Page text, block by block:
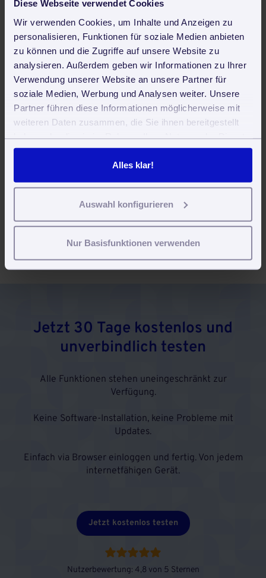
Diese Webseite verwendet Cookies
Wir verwenden Cookies, um Inhalte und Anzeigen zu
personalisieren, Funktionen für soziale Medien anbieten
zu können und die Zugriffe auf unsere Website zu
analysieren. Außerdem geben wir Informationen zu Ihrer
Verwendung unserer Website an unsere Partner für
soziale Medien, Werbung und Analysen weiter. Unsere
Partner führen diese Informationen möglicherweise mit
weiteren Daten zusammen, die Sie ihnen bereitgestellt
gesammelt haben. Sie geben Einwilligung zu unseren
Cookies, wenn Sie unsere Webseite weiterhin nutzen.
Alles klar!
Auswahl konfigurieren
Nur Basisfunktionen verwenden
Die Stimmung im Gebäudereiniger-Handwerk steigt: Das
Bürokratieentlastungsesetz (BEG IV) soll kommen
Verhinderungspflege: alles Wissenswerte zur begrenzten
Entlastung der Pflegeperson
Ausbildung zum Gebäudereiniger
Jetzt weiterlesen
Anfahrtskosten: Wie viel dürfen Dienstleister
Neues Jahr, neue Rechnungsnummern?
Rechnungen an Empfänger im Ausland stellen
Einigung im Streit um den Tarifvertrag im
Gebäudereiniger-Handwerk
Tipp: Outdoor Handy für 49 EUR ohne Vertrag
Jetzt 30 Tage kostenlos und
unverbindlich testen
Alle Funktionen stehen uneingeschränkt zur
Verfügung.
Keine Software-Installation, keine Probleme mit
Updates.
Einfach via Browser einloggen und fertig. Von jedem
internetfähigen Gerät.
Jetzt kostenlos testen
Nutzerbewertung: 4,8 von 5 Sternen